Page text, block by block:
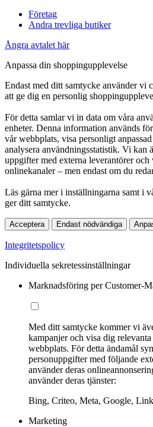
Företag
Andra trevliga butiker
Ångra avtalet här
Anpassa din shoppingupplevelse
Endast med ditt samtycke använder vi
att ge dig en personlig
För detta samlar vi in data om våra
enheter. Denna information används
vår webbplats, visa personligt
analysera användningsstatistik. Vi kan
uppgifter med externa leverantörer och
onlinekanaler – men endast om du
Läs gärna mer i inställningarna samt i
ger ditt samtycke.
Acceptera Endast nödvändiga
Integritetspolicy
Individuella sekretessinställningar
Marknadsföring per Customer-
Med ditt samtycke kommer vi
kampanjer och visa dig
webbplats. För detta ändamål
personuppgifter med följande
använder deras
använder deras tjänster:
Bing, Criteo, Meta, Google,
Marketing